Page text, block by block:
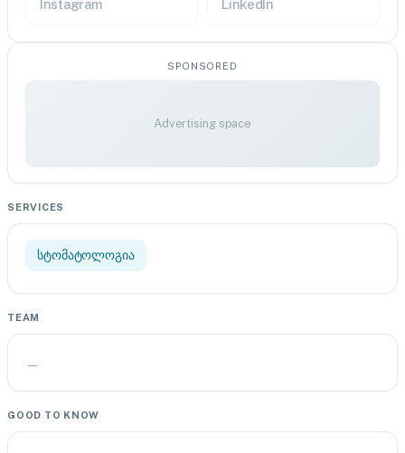
Instagram LinkedIn
SPONSORED
Advertising space
SERVICES
სტომატოლოგია
TEAM
—
GOOD TO KNOW